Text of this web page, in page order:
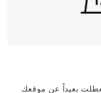
بعيداً عن موقعك